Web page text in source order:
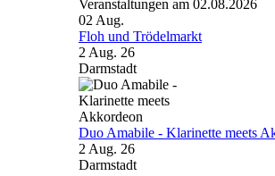
Veranstaltungen am 02.08.2026
02 Aug.
Floh und Trödelmarkt
2 Aug. 26
Darmstadt
Duo Amabile - Klarinette meets
2 Aug. 26
Darmstadt